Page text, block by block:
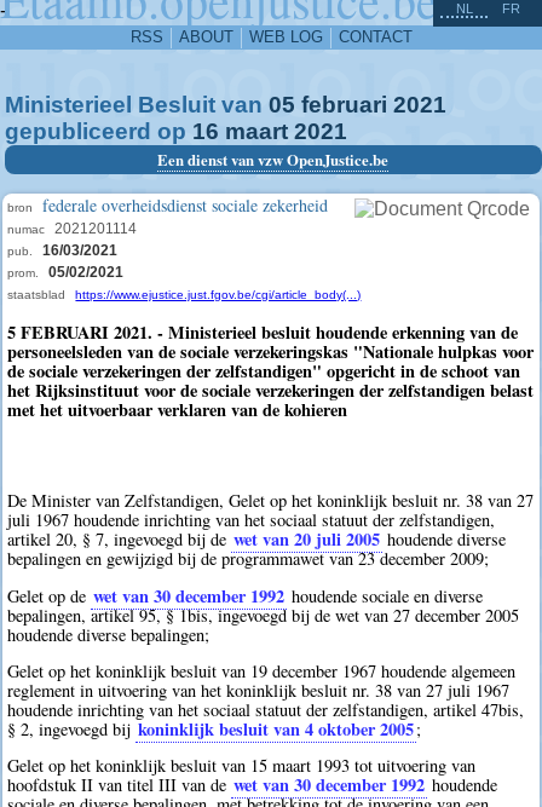
-
RSS ABOUT WEB LOG CONTACT
NL FR
Ministerieel Besluit van 05 februari 2021
gepubliceerd op 16 maart 2021
Een dienst van vzw OpenJustice.be
bron federale overheidsdienst sociale zekerheid
numac 2021201114
pub. 16/03/2021
prom. 05/02/2021
staatsblad https://www.ejustice.just.fgov.be/cgi/article_body(...)
5 FEBRUARI 2021. - Ministerieel besluit houdende erkenning van de
personeelsleden van de sociale verzekeringskas "Nationale hulpkas voor
de sociale verzekeringen der zelfstandigen" opgericht in de schoot van
het Rijksinstituut voor de sociale verzekeringen der zelfstandigen belast
met het uitvoerbaar verklaren van de kohieren
De Minister van Zelfstandigen, Gelet op het koninklijk besluit nr. 38 van 27
juli 1967 houdende inrichting van het sociaal statuut der zelfstandigen,
artikel 20, § 7, ingevoegd bij de wet van 20 juli 2005 houdende diverse
bepalingen en gewijzigd bij de programmawet van 23 december 2009;
Gelet op de wet van 30 december 1992 houdende sociale en diverse
bepalingen, artikel 95, § 1bis, ingevoegd bij de wet van 27 december 2005
houdende diverse bepalingen;
Gelet op het koninklijk besluit van 19 december 1967 houdende algemeen
reglement in uitvoering van het koninklijk besluit nr. 38 van 27 juli 1967
houdende inrichting van het sociaal statuut der zelfstandigen, artikel 47bis,
§ 2, ingevoegd bij koninklijk besluit van 4 oktober 2005;
Gelet op het koninklijk besluit van 15 maart 1993 tot uitvoering van
hoofdstuk II van titel III van de wet van 30 december 1992 houdende
^